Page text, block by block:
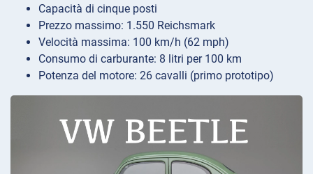
Capacità di cinque posti
Prezzo massimo: 1.550 Reichsmark
Velocità massima: 100 km/h (62 mph)
Consumo di carburante: 8 litri per 100 km
Potenza del motore: 26 cavalli (primo prototipo)